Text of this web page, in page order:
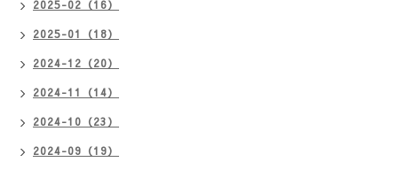
2025-02（16）
2025-01（18）
2024-12（20）
2024-11（14）
2024-10（23）
2024-09（19）